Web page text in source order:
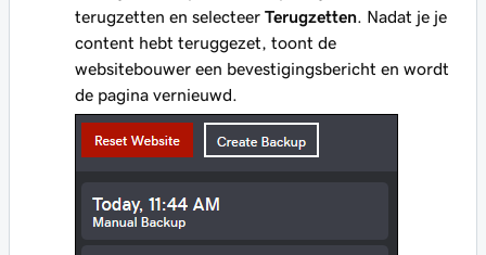
terugzetten en selecteer Terugzetten . Nadat je je
content hebt teruggezet, toont de
websitebouwer een bevestigingsbericht en wordt
de pagina vernieuwd.